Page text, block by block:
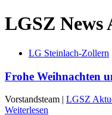
LGSZ News
LG Steinlach-Zollern
Frohe Weihnachten
Vorstandsteam | LGSZ
Weiterlesen